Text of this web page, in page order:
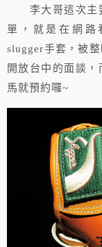
李大哥這次主要
單，就是在網路
slugger手套，被
開放台中的面談
馬就預約囉~